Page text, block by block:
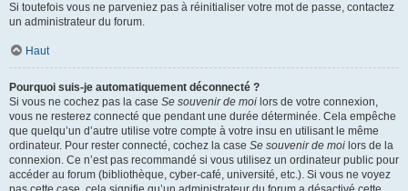
Si toutefois vous ne parveniez pas à réinitialiser votre mot de passe, contactez
un administrateur du forum.
Haut
Pourquoi suis-je automatiquement déconnecté ?
Si vous ne cochez pas la case Se souvenir de moi lors de votre connexion,
vous ne resterez connecté que pendant une durée déterminée. Cela empêche
que quelqu’un d’autre utilise votre compte à votre insu en utilisant le même
ordinateur. Pour rester connecté, cochez la case Se souvenir de moi lors de la
connexion. Ce n’est pas recommandé si vous utilisez un ordinateur public pour
accéder au forum (bibliothèque, cyber-café, université, etc.). Si vous ne voyez